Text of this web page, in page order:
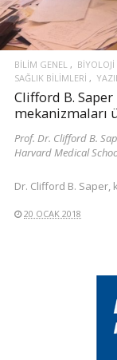
BILIM GENEL BIYOLOJI
SAĞLIK BILIMLERI
Clifford B.
mekanizmaları
Prof. Dr. Clifford B.
Harvard Medical
Dr. Clifford B. Saper,
20 OCAK 2018